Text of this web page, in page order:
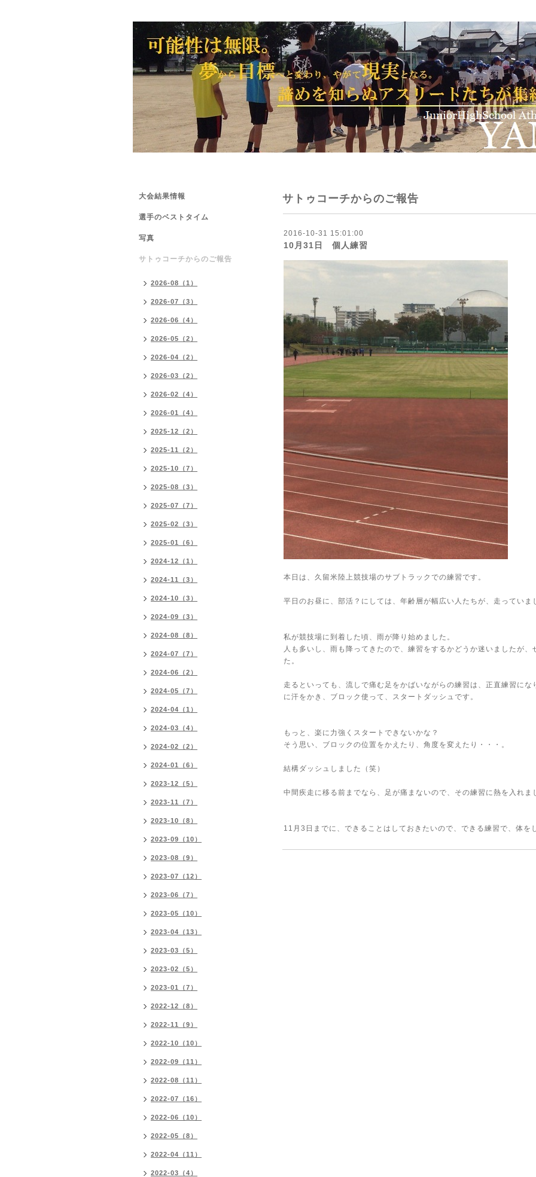
サトゥコーチからのご報告
2016-10-31 15:01:00
10月31日 個人練習
本日は、久留米陸上競技場のサブトラックでの練習です。
平日のお昼に、部活？にしては、年齢層が幅広い人たちが、走っていま
私が競技場に到着した頃、雨が降り始めました。
人も多いし、雨も降ってきたので、練習をするかどうか迷いましたが、
た。
走るといっても、流しで痛む足をかばいながらの練習は、正直練習に
に汗をかき、ブロック使って、スタートダッシュです。
もっと、楽に力強くスタートできないかな？
そう思い、ブロックの位置をかえたり、角度を変えたり・・・。
結構ダッシュしました（笑）
中間疾走に移る前までなら、足が痛まないので、その練習に熱を入れま
11月3日までに、できることはしておきたいので、できる練習で、体を
大会結果情報
選手のベストタイム
写真
サトゥコーチからのご報告
2026-08（1）
2026-07（3）
2026-06（4）
2026-05（2）
2026-04（2）
2026-03（2）
2026-02（4）
2026-01（4）
2025-12（2）
2025-11（2）
2025-10（7）
2025-08（3）
2025-07（7）
2025-02（3）
2025-01（6）
2024-12（1）
2024-11（3）
2024-10（3）
2024-09（3）
2024-08（8）
2024-07（7）
2024-06（2）
2024-05（7）
2024-04（1）
2024-03（4）
2024-02（2）
2024-01（6）
2023-12（5）
2023-11（7）
2023-10（8）
2023-09（10）
2023-08（9）
2023-07（12）
2023-06（7）
2023-05（10）
2023-04（13）
2023-03（5）
2023-02（5）
2023-01（7）
2022-12（8）
2022-11（9）
2022-10（10）
2022-09（11）
2022-08（11）
2022-07（16）
2022-06（10）
2022-05（8）
2022-04（11）
2022-03（4）